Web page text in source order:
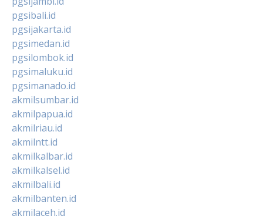
pgsibali.id
pgsijakarta.id
pgsimedan.id
pgsilombok.id
pgsimaluku.id
pgsimanado.id
akmilsumbar.id
akmilpapua.id
akmilriau.id
akmilntt.id
akmilkalbar.id
akmilkalsel.id
akmilbali.id
akmilbanten.id
akmilaceh.id